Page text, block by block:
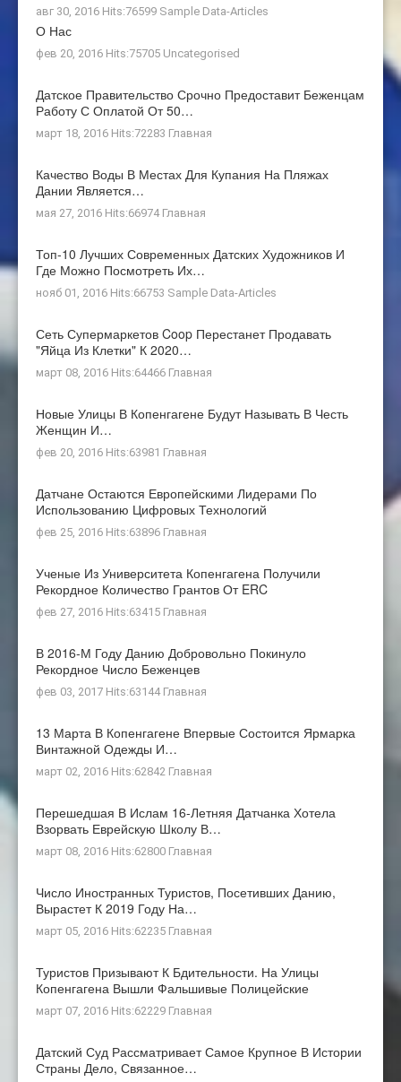
авг 30, 2016 Hits:76599 Sample Data-Articles
О Нас
фев 20, 2016 Hits:75705 Uncategorised
Датское Правительство Срочно Предоставит Беженцам
Работу С Оплатой От 50…
март 18, 2016 Hits:72283 Главная
Качество Воды В Местах Для Купания На Пляжах
Дании Является…
мая 27, 2016 Hits:66974 Главная
Топ-10 Лучших Современных Датских Художников И
Где Можно Посмотреть Их…
нояб 01, 2016 Hits:66753 Sample Data-Articles
Сеть Супермаркетов Coop Перестанет Продавать
"яйца Из Клетки" К 2020…
март 08, 2016 Hits:64466 Главная
Новые Улицы В Копенгагене Будут Называть В Честь
Женщин И…
фев 20, 2016 Hits:63981 Главная
Датчане Остаются Европейскими Лидерами По
Использованию Цифровых Технологий
фев 25, 2016 Hits:63896 Главная
Ученые Из Университета Копенгагена Получили
Рекордное Количество Грантов От ERC
фев 27, 2016 Hits:63415 Главная
В 2016-М Году Данию Добровольно Покинуло
Рекордное Число Беженцев
фев 03, 2017 Hits:63144 Главная
13 Марта В Копенгагене Впервые Состоится Ярмарка
Винтажной Одежды И…
март 02, 2016 Hits:62842 Главная
Перешедшая В Ислам 16-Летняя Датчанка Хотела
Взорвать Еврейскую Школу В…
март 08, 2016 Hits:62800 Главная
Число Иностранных Туристов, Посетивших Данию,
Вырастет К 2019 Году На…
март 05, 2016 Hits:62235 Главная
Туристов Призывают К Бдительности. На Улицы
Копенгагена Вышли Фальшивые Полицейские
март 07, 2016 Hits:62229 Главная
Датский Суд Рассматривает Самое Крупное В Истории
Страны Дело, Связанное…